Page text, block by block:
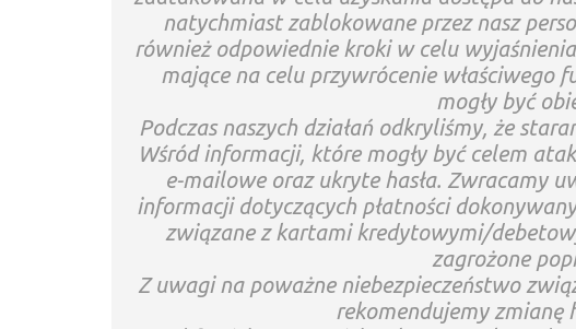
natychmiast zablokowane przez nasz
również odpowiednie kroki w celu
mające na celu przywrócenie właściwego
mogły być
Podczas naszych działań odkryliśmy, że
Wśród informacji, które mogły być celem
e-mailowe oraz ukryte hasła. Zwracamy
informacji dotyczących płatności
związane z kartami kredytowymi/
zagrożone
Z uwagi na poważne niebezpieczeństwo
rekomendujemy zmianę